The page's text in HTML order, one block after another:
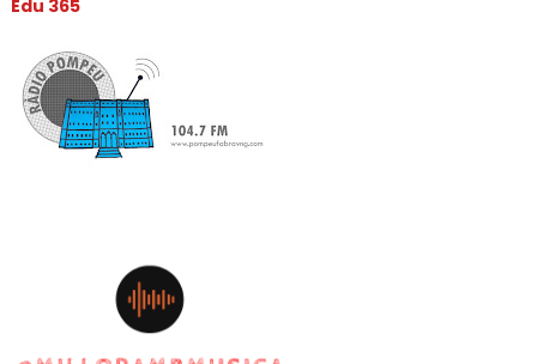
Edu 365